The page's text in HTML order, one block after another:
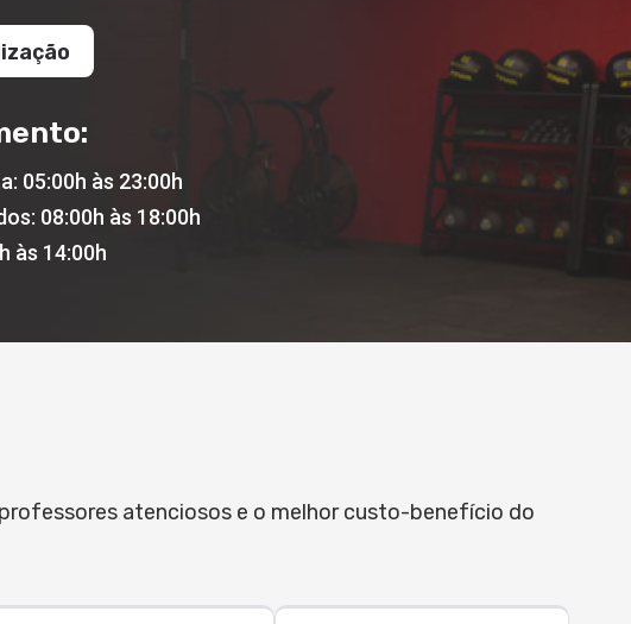
05:00h às 23:00h
08:00h às 18:00h
às 14:00h
atenciosos e o melhor custo-benefício do